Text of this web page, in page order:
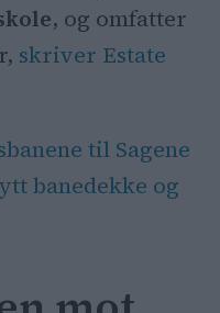
, og omfatter
skriver Estate
til Sagene
banedekke og